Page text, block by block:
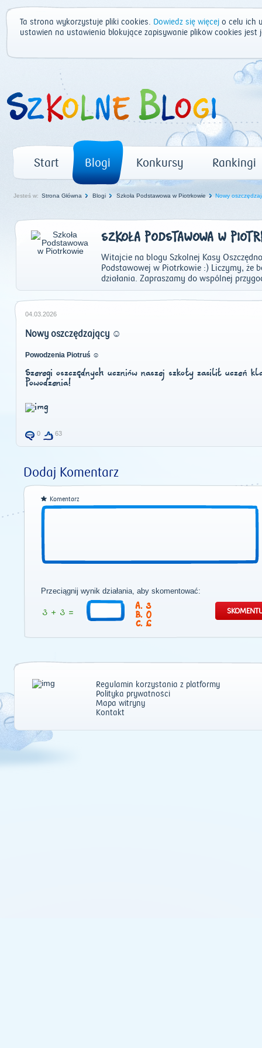
Ta strona wykorzystuje pliki cookies. Dowiedz się więcej o celu ich
ustawień na ustawienia blokujące zapisywanie plików cookies
Start Blogi Konkursy Rankingi
Jesteś w: Strona Główna Blogi Szkoła Podstawowa w Piotrkowie Nowy
SZKOŁA PODSTAWOWA W
Witajcie na blogu Szkolnej Kasy
Podstawowej w Piotrkowie :) Liczymy, że
działania. Zapraszamy do wspólnej
04.03.2026
Nowy oszczędzający ☺️
Powodzenia Piotruś ☺️
Szeregi oszczędnych uczniów naszej szkoły zasilił uczeń
Powodzenia!
0 63
Dodaj Komentarz
Komentarz
Przeciągnij wynik działania, aby skomentować:
3
0
6
Regulamin korzystania z platformy
Polityka prywatności
Mapa witryny
Kontakt